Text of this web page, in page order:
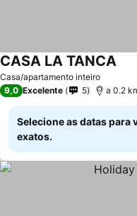
Casa/apartamento inteiro
CASA LA TANCAVer
9,0 Excelente 5 a 0.2
Selecione as datas para
exatos.